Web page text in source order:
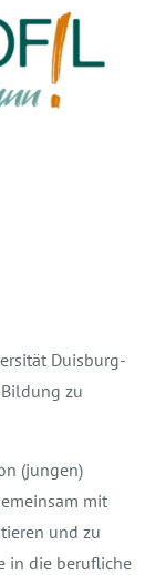
Duisburg-
zu
(jungen)
mit
und zu
in die berufliche